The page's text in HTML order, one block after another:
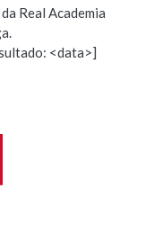
Real Academia
<data>]